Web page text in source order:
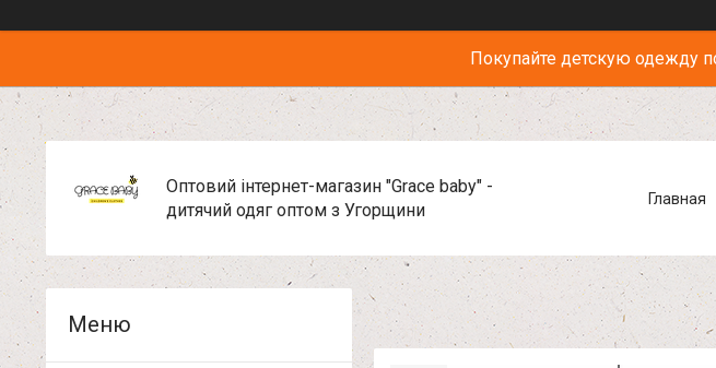
Покупайте детскую одежду
Оптовий інтернет-магазин "Grace baby" -
дитячий одяг оптом з Угорщини
Главная